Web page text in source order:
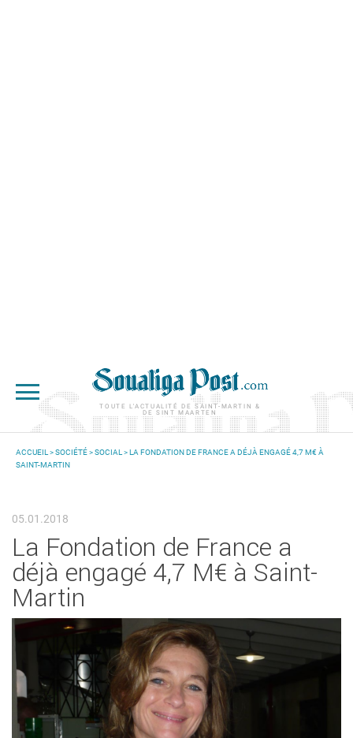
TOUTE L'ACTUALITÉ DE SAINT-MARTIN &
DE SINT MAARTEN
VOUS ÊTES ICI
ACCUEIL >SOCIÉTÉ>SOCIAL > LA FONDATION DE FRANCE A DÉJÀ ENGAGÉ 4,7 M€ À
SAINT-MARTIN
05.01.2018
La Fondation de France a
déjà engagé 4,7 M€ à Saint-
Martin